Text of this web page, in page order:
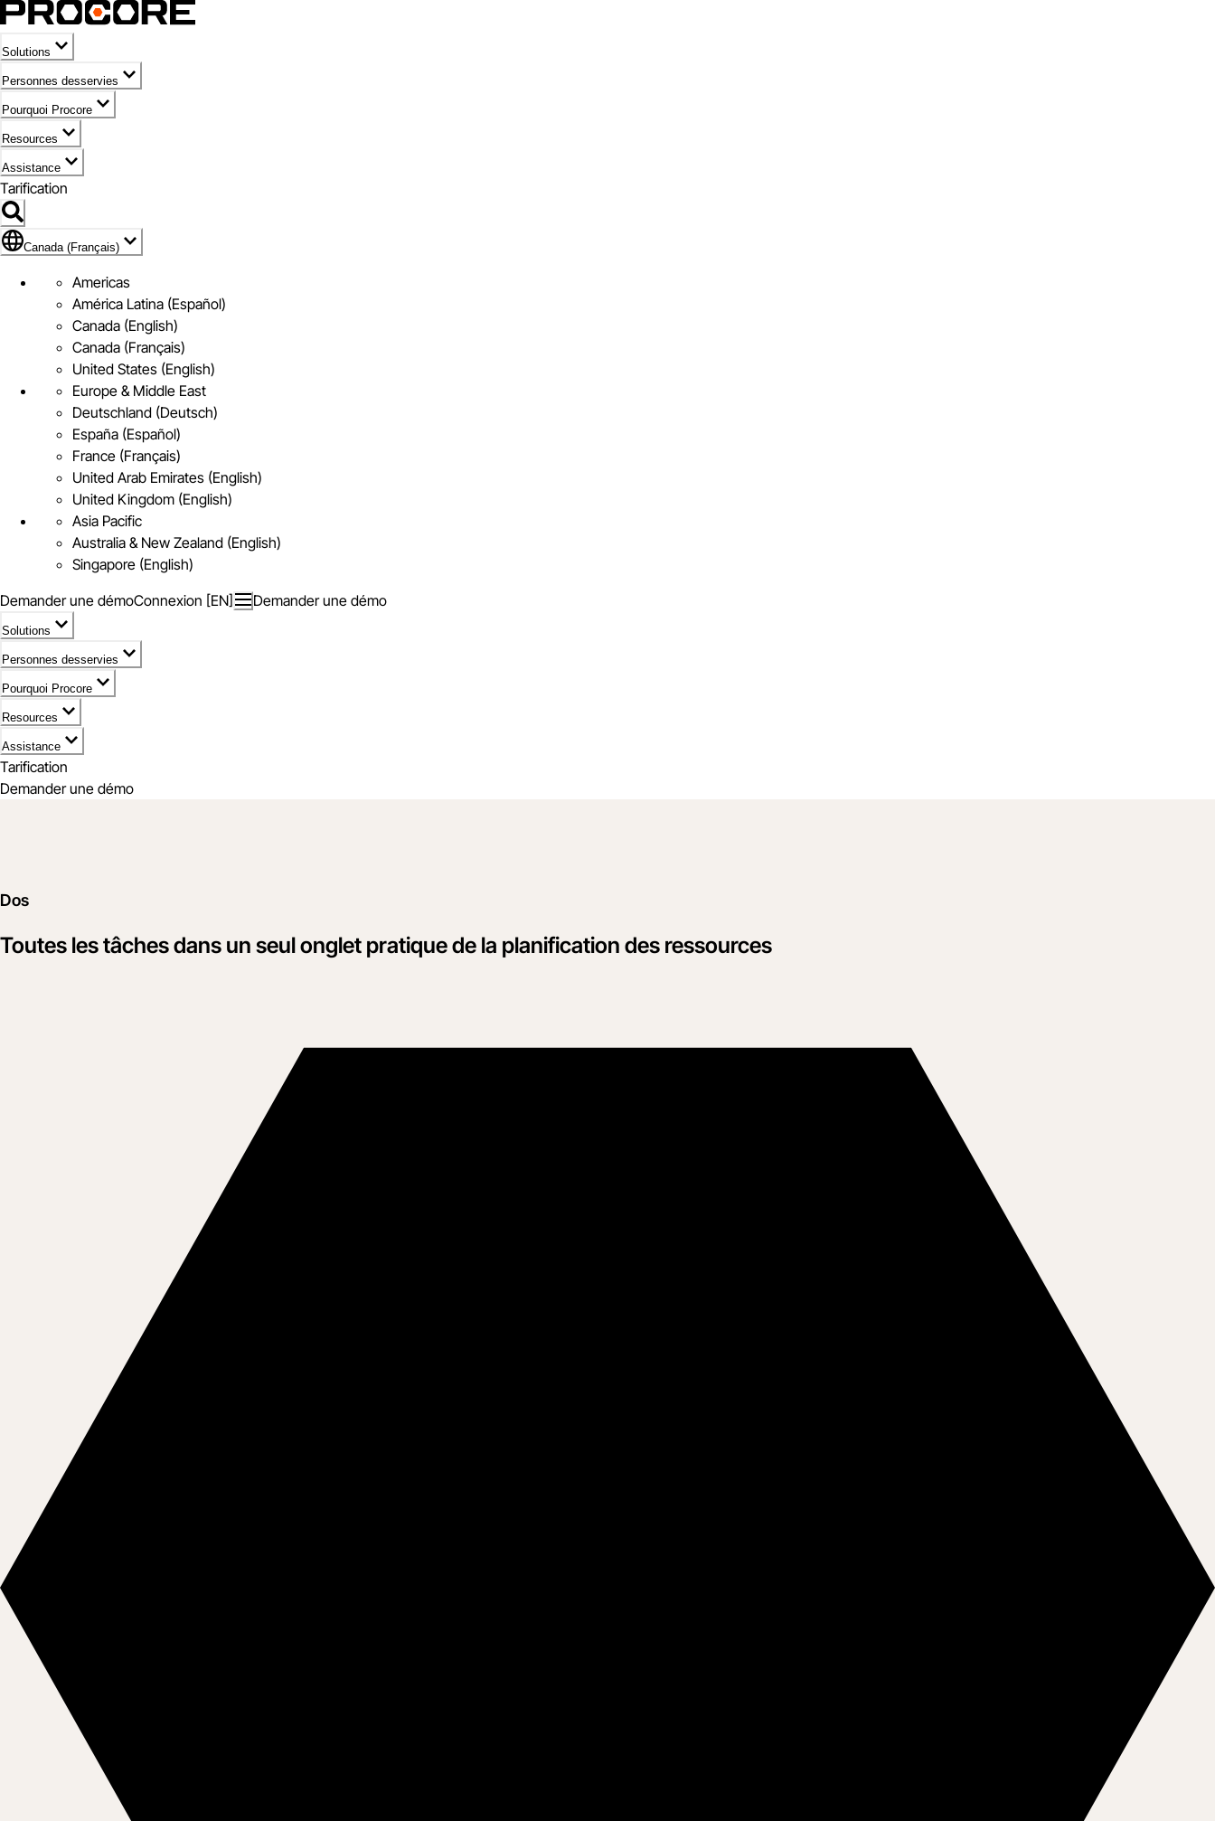
Solutions
Personnes desservies
Pourquoi Procore
Resources
Assistance
Tarification
Pavillon de Canada (Français)
Canada (Français)
Americas
América Latina (Español)
Canada (English)
Canada (Français)
United States (English)
Europe & Middle East
Deutschland (Deutsch)
España (Español)
France (Français)
United Arab Emirates (English)
United Kingdom (English)
Asia Pacific
Australia & New Zealand (English)
Singapore (English)
Demander une démoConnexion [EN] Demander une démo
Solutions
Personnes desservies
Pourquoi Procore
Resources
Assistance
Tarification
Demander une démo
Dos
Toutes les tâches dans un seul onglet pratique de la planification des ressources